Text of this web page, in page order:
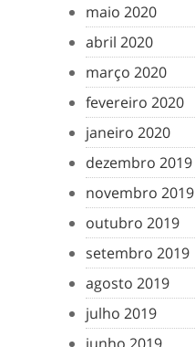
maio 2020
abril 2020
março 2020
fevereiro 2020
janeiro 2020
dezembro 2019
novembro 2019
outubro 2019
setembro 2019
agosto 2019
julho 2019